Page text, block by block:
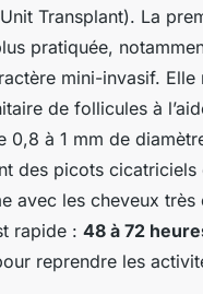
Transplant). La
pratiquée,
mini-invasif. Elle
de follicules à
0,8 à 1 mm de
des picots cicatriciels
avec les cheveux très
rapide : 48 à 72
reprendre les